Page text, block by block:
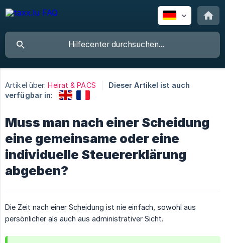
Artikel über: Heirat & PACS
Dieser Artikel ist auch
verfügbar in:
Muss man nach einer Scheidung
eine gemeinsame oder eine
individuelle Steuererklärung
abgeben?
Die Zeit nach einer Scheidung ist nie einfach, sowohl aus
persönlicher als auch aus administrativer Sicht.